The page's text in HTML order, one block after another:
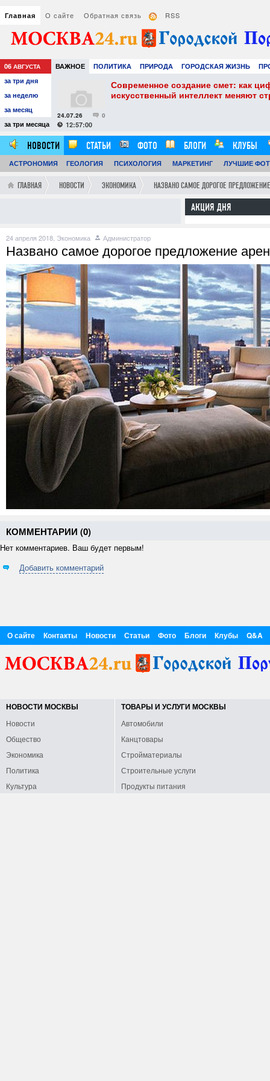
Главная О сайте Обратная связь RSS
06 АВГУСТА ВАЖНОЕ ПОЛИТИКА ПРИРОДА ГОРОДСКАЯ ЖИЗНЬ
ТЕХНОЛОГИИ
за три дня
за неделю
за месяц
за три месяца
и
0
24.07.26
12:57:00
Современное создание смет: как
искусственный интеллект меняют
НОВОСТИ СТАТЬИ ФОТО БЛОГИ
КЛУБЫ
ОБЗОРЫ
ВИДЕОРЕПОРТАЖИ
АСТРОНОМИЯ ГЕОЛОГИЯ ПСИХОЛОГИЯ МАРКЕТИНГ ЛУЧШИЕ
ГЛАВНАЯ НОВОСТИ ЭКОНОМИКА НАЗВАНО САМОЕ ДОРОГОЕ
АКЦИЯ ДНЯ
24 апреля 2018, Экономика Администратор
Названо самое дорогое предложение
КОММЕНТАРИИ (0)
Нет комментариев. Ваш будет первым!
Добавить комментарий
О сайте Контакты Новости Статьи Фото Блоги Клубы Q&A
НОВОСТИ МОСКВЫ
Новости
Общество
Экономика
Политика
Культура
ТОВАРЫ И УСЛУГИ МОСКВЫ
Автомобили
Канцтовары
Стройматериалы
Строительные услуги
Продукты питания